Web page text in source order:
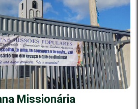
Missionária